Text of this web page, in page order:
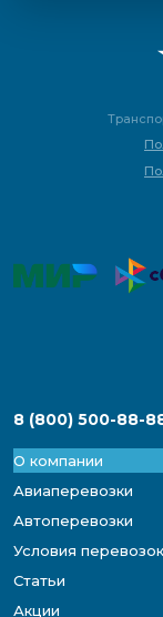
8 (800) 500-88-
О компании
Авиаперевозки
Автоперевозки
Условия перевозок
Статьи
Акции